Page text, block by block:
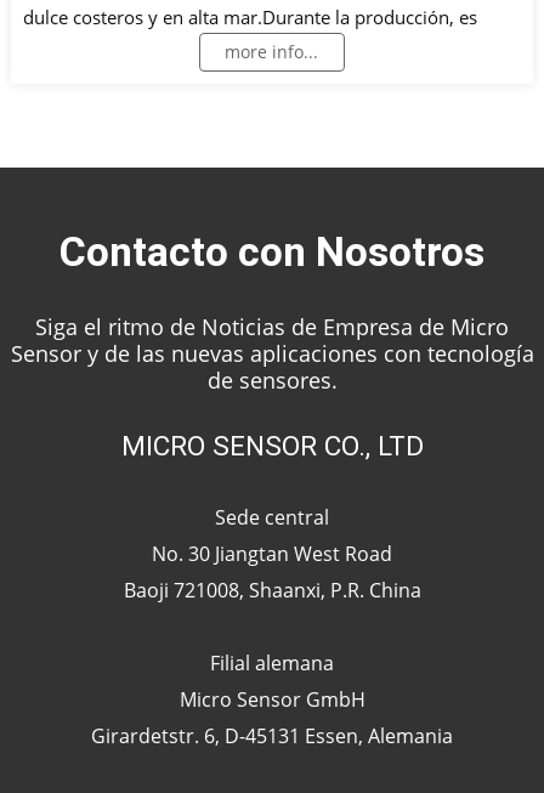
dulce costeros y en alta mar.Durante la producción, es
necesario monitorear datos como el flujo y el nivel de
líquido para garantizar el funcionamiento normal de la
more info...
Contacto con Nosotros
Siga el ritmo de Noticias de Empresa de Micro
Sensor y de las nuevas aplicaciones con tecnología
de sensores.
MICRO SENSOR CO., LTD
Sede central
No. 30 Jiangtan West Road
Baoji 721008, Shaanxi, P.R. China
Filial alemana
Micro Sensor GmbH
Girardetstr. 6, D-45131 Essen, Alemania